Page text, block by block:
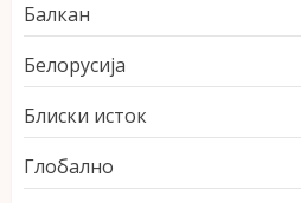
Балкан
Белорусија
Блиски исток
Глобално